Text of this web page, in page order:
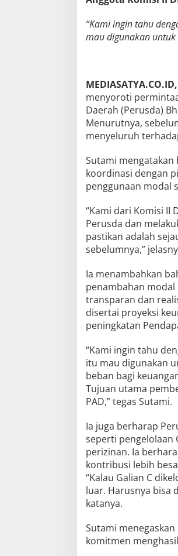
“Kami ingin tahu
mau digunakan untuk
menyoroti
Daerah (Perusda)
Menurutnya,
menyeluruh
Sutami mengatakan
koordinasi dengan
penggunaan modal
“Kami dari Komisi II
Perusda dan
pastikan adalah
sebelumnya,”
Ia menambahkan
penambahan
transparan dan
disertai proyeksi
peningkatan
“Kami ingin tahu
itu mau digunakan
beban bagi
Tujuan utama
PAD,” tegas Sutami.
Ia juga berharap
seperti pengelolaan
perizinan. Ia
kontribusi lebih
“Kalau Galian C
luar. Harusnya bisa
katanya.
Sutami
komitmen